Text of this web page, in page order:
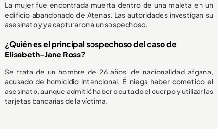
La mujer fue encontrada muerta dentro de una maleta en un
edificio abandonado de Atenas. Las autoridades investigan su
asesinato y ya capturaron a un sospechoso.
¿Quién es el principal sospechoso del caso de
Elisabeth-Jane Ross?
Se trata de un hombre de 26 años, de nacionalidad afgana,
acusado de homicidio intencional. Él niega haber cometido el
asesinato, aunque admitió haber ocultado el cuerpo y utilizar las
tarjetas bancarias de la víctima.